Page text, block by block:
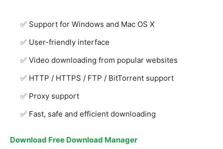
Support for Windows and Mac OS X
User-friendly interface
Video downloading from popular websites
HTTP / HTTPS / FTP / BitTorrent support
Proxy support
Fast, safe and efficient downloading
Download Free Download Manager